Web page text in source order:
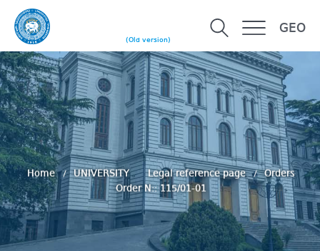
(Old version)
GEO
Home UNIVERSITY Legal reference page
Orders
Order N:: 115/01-01